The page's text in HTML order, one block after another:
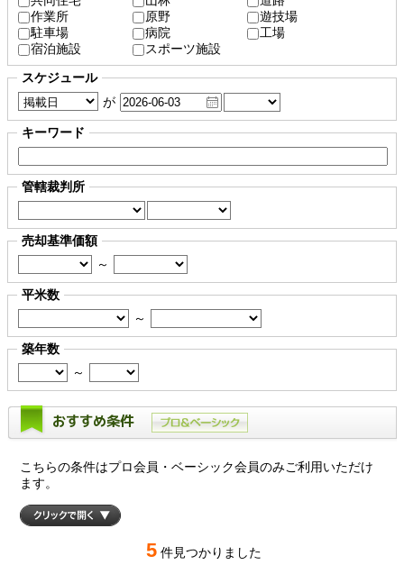
作業所
原野
遊技場
駐車場
病院
工場
宿泊施設
スポーツ施設
スケジュール
が
キーワード
管轄裁判所
売却基準価額
～
平米数
～
築年数
～
おすすめ条件
こちらの条件はプロ会員・ベーシック会員のみご利用いただけ
ます。
5 件見つかりました